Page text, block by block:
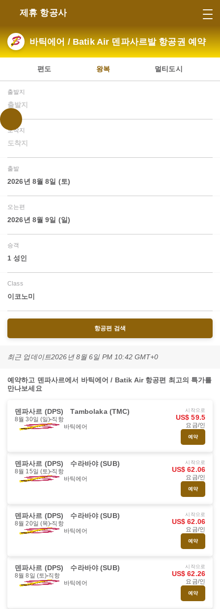
제휴 항공사
바틱에어 / Batik Air 덴파사르발 항공권 예약
편도 왕복 멀티도시
출발지
출발지
도착지
도착지
출발
2026년 8월 8일 (토)
오는편
2026년 8월 9일 (일)
승객
1 성인
Class
이코노미
항공편 검색
최근 업데이트2026년 8월 6일 PM 10:42 GMT+0
예약하고 덴파사르에서 바틱에어 / Batik Air 항공편 최고의 특가를
만나보세요
덴파사르 (DPS) Tambolaka (TMC)
8월 30일 (일) 직항
바틱에어
시작으로
US$ 59.5
요금/인
예약
덴파사르 (DPS) 수라바야 (SUB)
8월 15일 (토) 직항
바틱에어
시작으로
US$ 62.06
요금/인
예약
덴파사르 (DPS) 수라바야 (SUB)
8월 20일 (목) 직항
바틱에어
시작으로
US$ 62.06
요금/인
예약
덴파사르 (DPS) 수라바야 (SUB)
8월 8일 (토) 직항
바틱에어
시작으로
US$ 62.26
요금/인
예약